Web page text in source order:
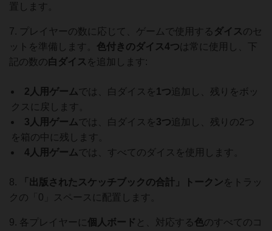
置します。
7. プレイヤーの数に応じて、ゲームで使用する ダイスのセ
ットを準備します。 色付きのダイス4つは常に使用し、下
記の数の白ダイス を追加します:
2人用ゲームでは、白ダイスを1つ追加し、残りをボッ
クスに戻します。
3人用ゲームでは、白ダイスを3つ追加し、残りの2つ
を箱の中に残します。
4人用ゲームでは、すべてのダイスを使用します。
8. 「出版されたスケッチブックの合計」トークン をトラッ
クの「0」スペースに配置します。
9. 各プレイヤーに 個人ボード と、対応する色のすべてのコ